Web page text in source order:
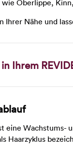
Oberlippe,
Ihrer Nähe und
Ihrem
eine Wachstums-
Haarzyklus